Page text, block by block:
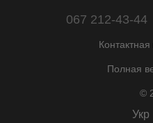
067 212-43-44
Полная
©
Укр